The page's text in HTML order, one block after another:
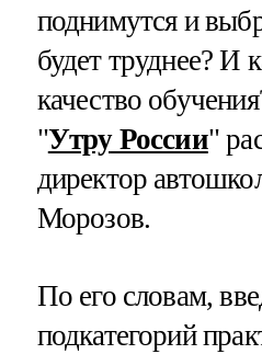
поднимутся и
будет труднее? И
качество
"Утру России"
директор
Морозов.
По его словам,
подкатегорий